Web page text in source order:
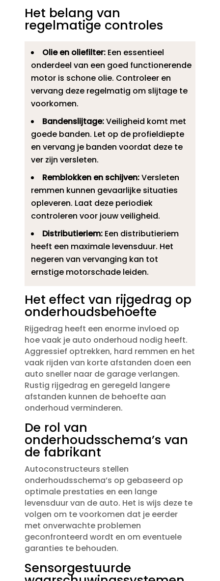
Het belang van
regelmatige controles
Olie en oliefilter:Een essentieel
onderdeel van een goed functionerende
motor is schone olie.​ Controleer en
vervang deze regelmatig om slijtage te
voorkomen.​
Bandenslijtage:Veiligheid komt met
goede banden.​ Let op de profieldiepte
en vervang je banden voordat deze te
ver zijn versleten.​
Remblokken en schijven:Versleten
remmen kunnen gevaarlijke situaties
opleveren.​ Laat deze periodiek
controleren voor jouw veiligheid.​
Distributieriem:Een distributieriem
heeft een maximale levensduur.​ Het
negeren van vervanging kan tot
ernstige motorschade leiden.​
Het effect van rijgedrag op
onderhoudsbehoefte
Rijgedrag heeft een enorme invloed op
hoe vaak je auto onderhoud nodig heeft.​
Aggressief optrekken, hard remmen en het
vaak rijden van korte afstanden doen een
auto sneller naar de garage verlangen.​
Rustig rijgedrag en geregeld langere
afstanden kunnen de behoefte aan
onderhoud verminderen.​
De rol van
onderhoudsschema’s van
de fabrikant
Autoconstructeurs stellen
onderhoudsschema’s op gebaseerd op
optimale prestaties en een lange
levensduur van de auto.​ Het is wijs deze te
volgen om te voorkomen dat je eerder
met onverwachte problemen
geconfronteerd wordt en om eventuele
garanties te behouden.​
Sensorgestuurde